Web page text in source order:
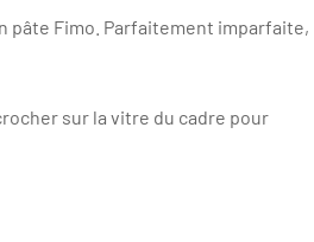
pâte Fimo. Parfaitement imparfaite,
sur la vitre du cadre pour